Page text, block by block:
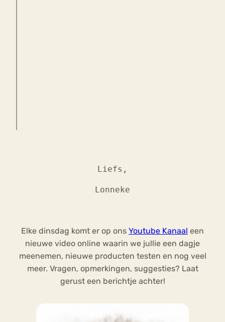
Liefs,
Lonneke
Elke dinsdag komt er op ons Youtube Kanaal een
nieuwe video online waarin we jullie een dagje
meenemen, nieuwe producten testen en nog veel
meer. Vragen, opmerkingen, suggesties? Laat
gerust een berichtje achter!